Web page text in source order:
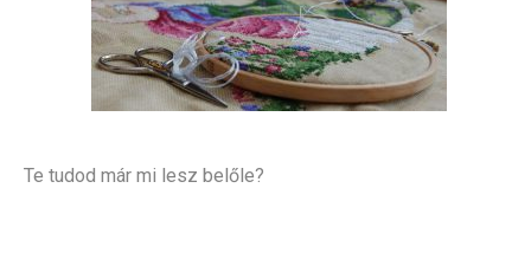
Te tudod már mi lesz belőle?